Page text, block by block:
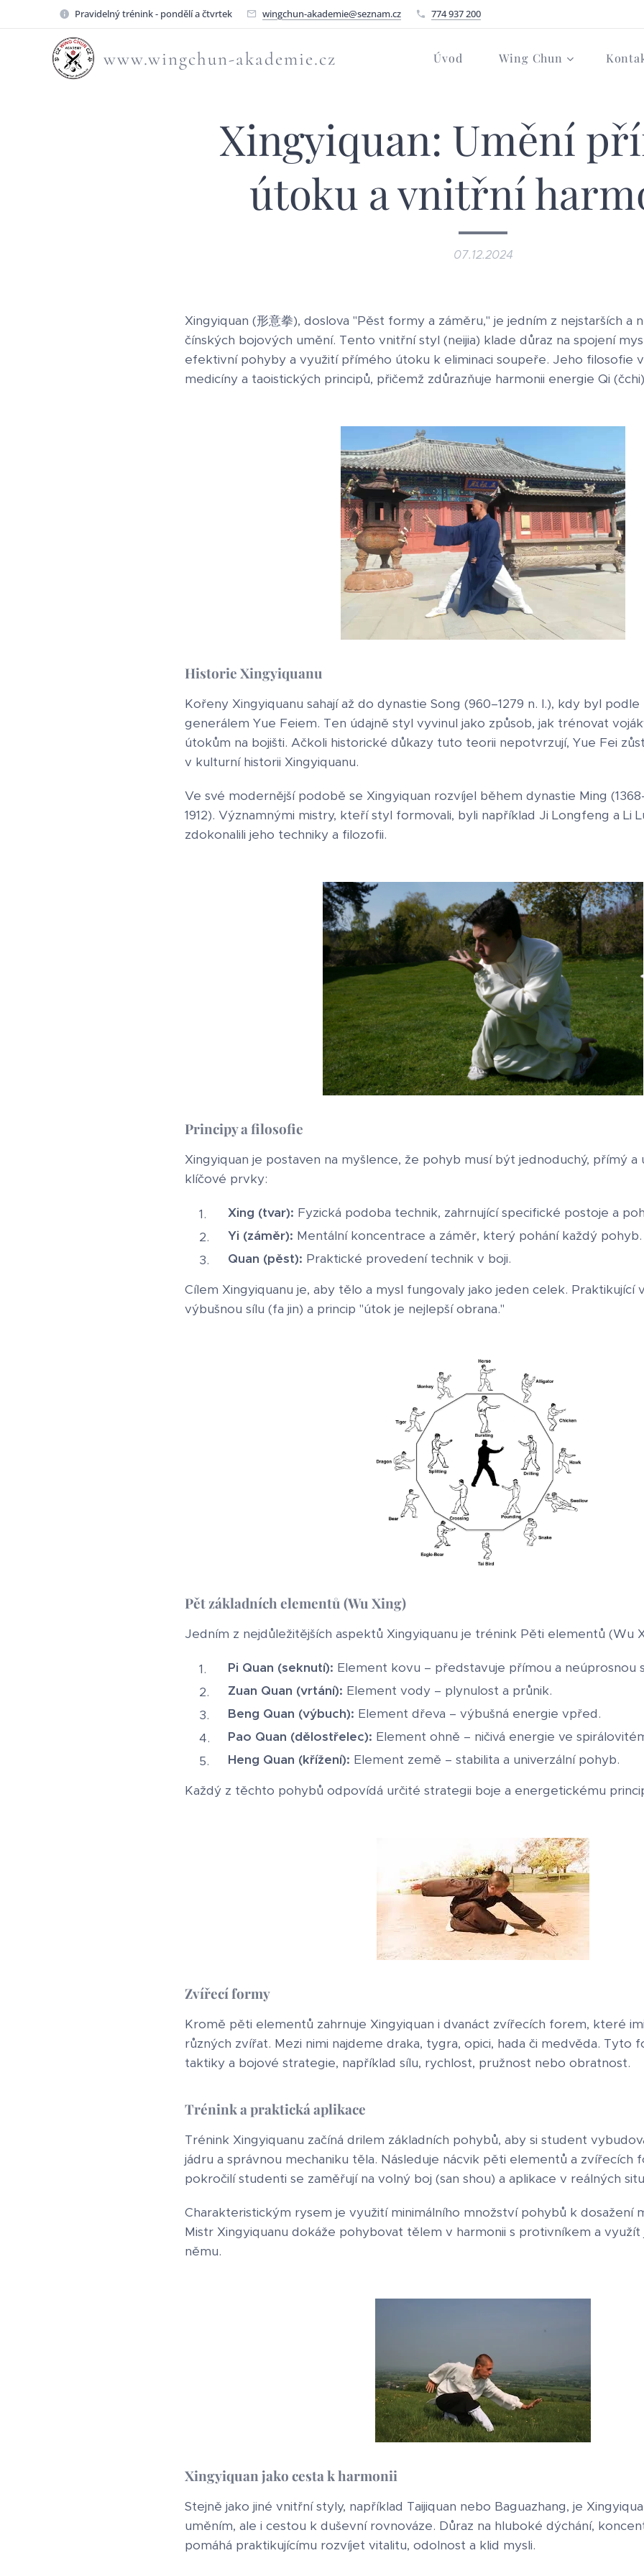
Pravidelný trénink - pondělí a čtvrtek wingchun-akademie@seznam.cz 774 937 200
www.wingchun-akademie.cz Úvod Wing Chun
Xingyiquan: Umění
útoku a vnitřní
07.12.2024
Xingyiquan (形意拳), doslova "Pěst formy a záměru," je jedním z nejstarších a
čínských bojových umění. Tento vnitřní styl (neijia) klade důraz na spojení
efektivní pohyby a využití přímého útoku k eliminaci soupeře. Jeho filosofie
medicíny a taoistických principů, přičemž zdůrazňuje harmonii energie Qi
Historie Xingyiquanu
Kořeny Xingyiquanu sahají až do dynastie Song (960–1279 n. l.), kdy byl
generálem Yue Feiem. Ten údajně styl vyvinul jako způsob, jak trénovat
útokům na bojišti. Ačkoli historické důkazy tuto teorii nepotvrzují, Yue Fei
v kulturní historii Xingyiquanu.
Ve své modernější podobě se Xingyiquan rozvíjel během dynastie Ming
1912). Významnými mistry, kteří styl formovali, byli například Ji Longfeng a Li
zdokonalili jeho techniky a filozofii.
Principy a filosofie
Xingyiquan je postaven na myšlence, že pohyb musí být jednoduchý, přímý a
klíčové prvky:
Xing (tvar): Fyzická podoba technik, zahrnující specifické postoje a
Yi (záměr): Mentální koncentrace a záměr, který pohání každý pohyb.
Quan (pěst): Praktické provedení technik v boji.
Cílem Xingyiquanu je, aby tělo a mysl fungovaly jako jeden celek. Praktikující
výbušnou sílu (fa jin) a princip "útok je nejlepší obrana."
Pět základních elementů (Wu Xing)
Jedním z nejdůležitějších aspektů Xingyiquanu je trénink Pěti elementů (Wu
Pi Quan (seknutí): Element kovu – představuje přímou a neúprosnou
Zuan Quan (vrtání): Element vody – plynulost a průnik.
Beng Quan (výbuch): Element dřeva – výbušná energie vpřed.
Pao Quan (dělostřelec): Element ohně – ničivá energie ve
Heng Quan (křížení): Element země – stabilita a univerzální pohyb.
Každý z těchto pohybů odpovídá určité strategii boje a energetickému
Zvířecí formy
Kromě pěti elementů zahrnuje Xingyiquan i dvanáct zvířecích forem, které
různých zvířat. Mezi nimi najdeme draka, tygra, opici, hada či medvěda. Tyto
taktiky a bojové strategie, například sílu, rychlost, pružnost nebo obratnost.
Trénink a praktická aplikace
Trénink Xingyiquanu začíná drilem základních pohybů, aby si student
jádru a správnou mechaniku těla. Následuje nácvik pěti elementů a zvířecích
pokročilí studenti se zaměřují na volný boj (san shou) a aplikace v reálných
Charakteristickým rysem je využití minimálního množství pohybů k dosažení
Mistr Xingyiquanu dokáže pohybovat tělem v harmonii s protivníkem a
němu.
Xingyiquan jako cesta k harmonii
Stejně jako jiné vnitřní styly, například Taijiquan nebo Baguazhang, je
uměním, ale i cestou k duševní rovnováze. Důraz na hluboké dýchání,
pomáhá praktikujícímu rozvíjet vitalitu, odolnost a klid mysli.